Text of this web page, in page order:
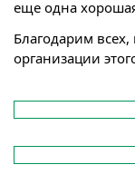
еще одна
Благодарим
организации